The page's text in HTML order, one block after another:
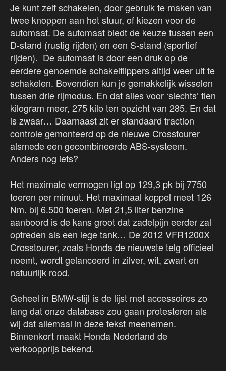
Je kunt zelf schakelen, door gebruik te maken van
twee knoppen aan het stuur, of kiezen voor de
automaat. De automaat biedt de keuze tussen een
D-stand (rustig rijden) en een S-stand (sportief
rijden). De automaat is door een druk op de
eerdere genoemde schakelflippers altijd weer uit te
schakelen. Bovendien kun je gemakkelijk wisselen
tussen drie rijmodus. En dat alles voor ‘slechts’ tien
kilogram meer, 275 kilo ten opzicht van 285. En dat
is zwaar… Daarnaast zit er standaard traction
controle gemonteerd op de nieuwe Crosstourer
alsmede een gecombineerde ABS-systeem.
Anders nog iets?
Het maximale vermogen ligt op 129,3 pk bij 7750
toeren per minuut. Het maximaal koppel meet 126
Nm. bij 6.500 toeren. Met 21,5 liter benzine
aanboord is de kans groot dat zadelpijn eerder zal
optreden als een lege tank… De 2012 VFR1200X
Crosstourer, zoals Honda de nieuwste telg officieel
noemt, wordt gelanceerd in zilver, wit, zwart en
natuurlijk rood.
Geheel in BMW-stijl is de lijst met accessoires zo
lang dat onze database zou gaan protesteren als
wij dat allemaal in deze tekst meenemen.
Binnenkort maakt Honda Nederland de
verkoopprijs bekend.